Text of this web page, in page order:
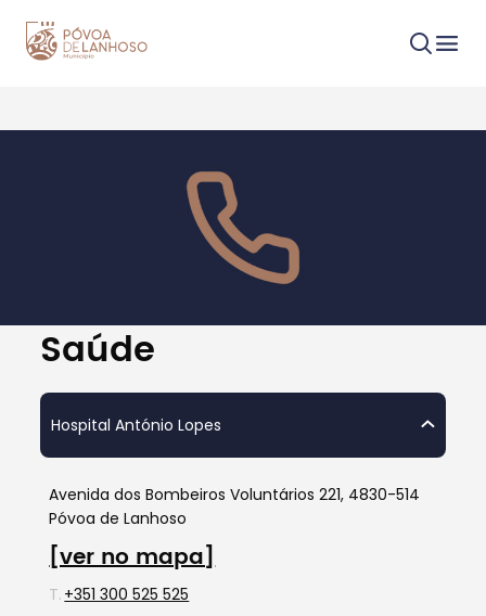
Tipo de conteúdo
Filtros
Saúde
Hospital António Lopes
Avenida dos Bombeiros Voluntários 221, 4830-514
Póvoa de Lanhoso
[ver no mapa]
T. +351 300 525 525